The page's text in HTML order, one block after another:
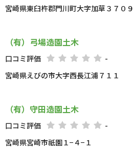
宮崎県東臼杵郡門川町大字加草３７０９
（有）弓場造園土木
口コミ評価
-
宮崎県えびの市大字西長江浦７１１
（有）守田造園土木
口コミ評価
-
宮崎県宮崎市祇園１−４−１